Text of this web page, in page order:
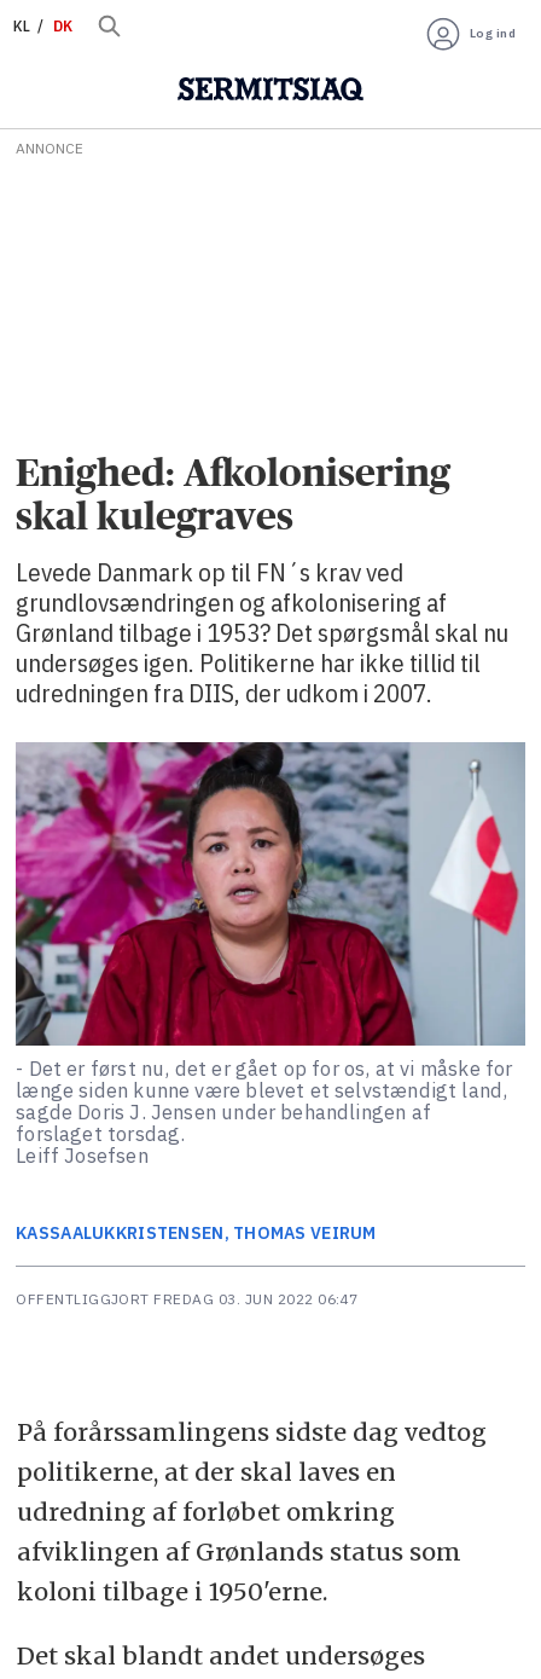
KL DK Log ind
ANNONCE
Enighed: Afkolonisering
skal kulegraves
Levede Danmark op til FN´s krav ved
grundlovsændringen og afkolonisering af
Grønland tilbage i 1953? Det spørgsmål skal nu
undersøges igen. Politikerne har ikke tillid til
udredningen fra DIIS, der udkom i 2007.
- Det er først nu, det er gået op for os, at vi måske for
længe siden kunne være blevet et selvstændigt land,
sagde Doris J. Jensen under behandlingen af
forslaget torsdag.
Leiff Josefsen
KASSAALUKKRISTENSEN, THOMAS VEIRUM
OFFENTLIGGJORT FREDAG 03. JUN 2022 06:47
På forårssamlingens sidste dag vedtog
politikerne, at der skal laves en
udredning af forløbet omkring
afviklingen af Grønlands status som
koloni tilbage i 1950'erne.
Det skal blandt andet undersøges